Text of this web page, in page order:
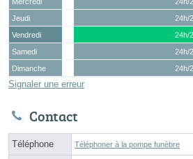
Jeudi
24h/
Vendredi
24h/
Samedi
24h/
Dimanche
24h/
Signaler une erreur
Contact
Téléphone Téléphoner à la pompe funèbre